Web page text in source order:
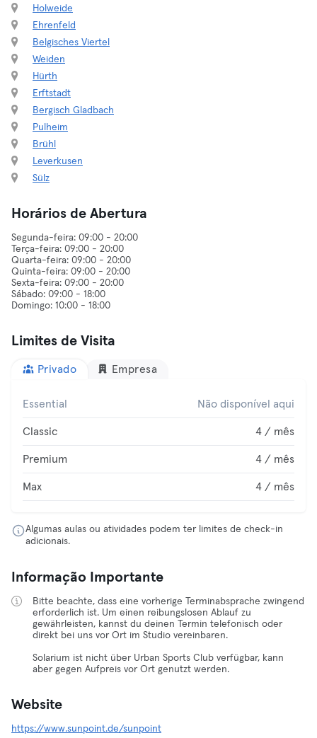
Holweide
Ehrenfeld
Belgisches Viertel
Weiden
Hürth
Erftstadt
Bergisch Gladbach
Pulheim
Brühl
Leverkusen
Sülz
Horários de Abertura
Segunda-feira: 09:00 - 20:00
Terça-feira: 09:00 - 20:00
Quarta-feira: 09:00 - 20:00
Quinta-feira: 09:00 - 20:00
Sexta-feira: 09:00 - 20:00
Sábado: 09:00 - 18:00
Limites de Visita
Privado Empresa
Essential Não disponível aqui
Classic 4 / mês
Premium 4 / mês
Max 4 / mês
Algumas aulas ou atividades podem ter limites de check-in
adicionais.
Informação Importante
Bitte beachte, dass eine vorherige Terminabsprache zwingend
erforderlich ist. Um einen reibungslosen Ablauf zu
gewährleisten, kannst du deinen Termin telefonisch oder
direkt bei uns vor Ort im Studio vereinbaren.
Solarium ist nicht über Urban Sports Club verfügbar, kann
aber gegen Aufpreis vor Ort genutzt werden.
Website
https://www.sunpoint.de/sunpoint